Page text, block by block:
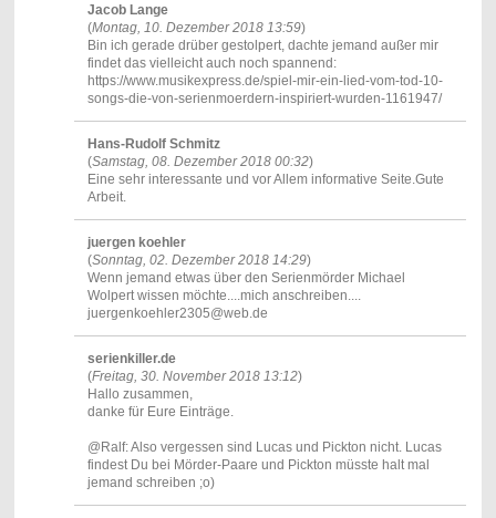
Jacob Lange
(Montag, 10. Dezember 2018 13:59)
Bin ich gerade drüber gestolpert, dachte jemand außer mir
findet das vielleicht auch noch spannend:
https://www.musikexpress.de/spiel-mir-ein-lied-vom-tod-10-
songs-die-von-serienmoerdern-inspiriert-wurden-1161947/
Hans-Rudolf Schmitz
(Samstag, 08. Dezember 2018 00:32)
Eine sehr interessante und vor Allem informative Seite.Gute
Arbeit.
juergen koehler
(Sonntag, 02. Dezember 2018 14:29)
Wenn jemand etwas über den Serienmörder Michael
Wolpert wissen möchte....mich anschreiben....
juergenkoehler2305@web.de
serienkiller.de
(Freitag, 30. November 2018 13:12)
Hallo zusammen,
danke für Eure Einträge.
@Ralf: Also vergessen sind Lucas und Pickton nicht. Lucas
findest Du bei Mörder-Paare und Pickton müsste halt mal
jemand schreiben ;o)